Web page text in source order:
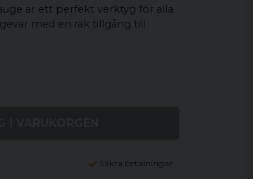
är ett perfekt verktyg för alla
med en rak tillgång till
Säkra betalningar